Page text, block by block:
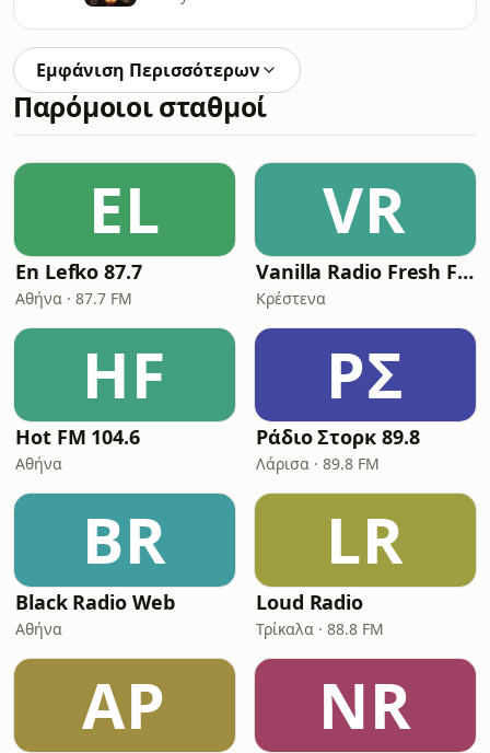
Εμφάνιση Περισσότερων
Παρόμοιοι σταθμοί
EL
En Lefko 87.7
Αθήνα · 87.7 FM
VR
Vanilla Radio Fresh Flavors
Κρέστενα
HF
Hot FM 104.6
Αθήνα
ΡΣ
Ράδιο Στορκ 89.8
Λάρισα · 89.8 FM
BR
Black Radio Web
Αθήνα
LR
Loud Radio
Τρίκαλα · 88.8 FM
AP NR